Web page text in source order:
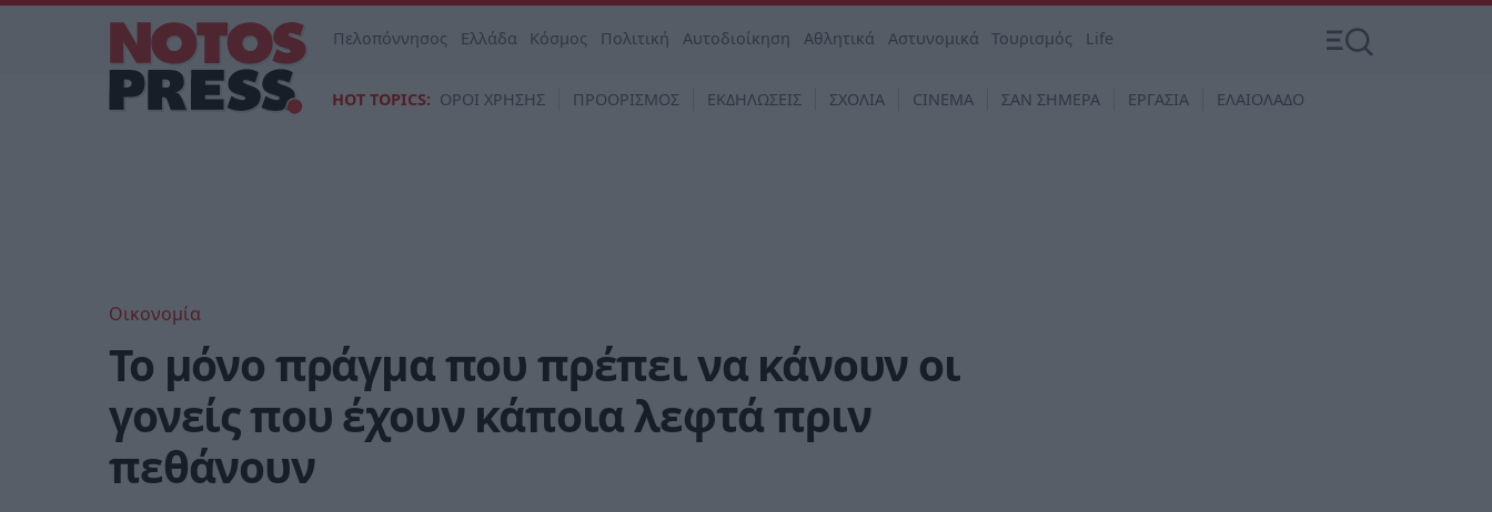
Πελοπόννησος Ελλάδα Κόσμος Πολιτική Αυτοδιοίκηση Αθλητικά Αστυνομικά Τουρισμός Life
HOT TOPICS: ΟΡΟΙ ΧΡΗΣΗΣ ΠΡΟΟΡΙΣΜΟΣ ΕΚΔΗΛΩΣΕΙΣ ΣΧΟΛΙΑ CINEMA ΣΑΝ ΣΗΜΕΡΑ ΕΡΓΑΣΙΑ ΕΛΑΙΟΛΑΔΟ
Οικονομία
Το μόνο πράγμα που πρέπει να κάνουν οι
γονείς που έχουν κάποια λεφτά πριν
πεθάνουν